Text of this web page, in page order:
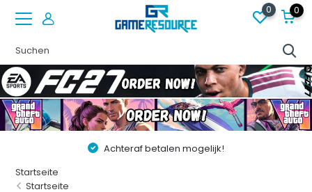
0 0
Achteraf betalen mogelijk!
Startseite
Startseite